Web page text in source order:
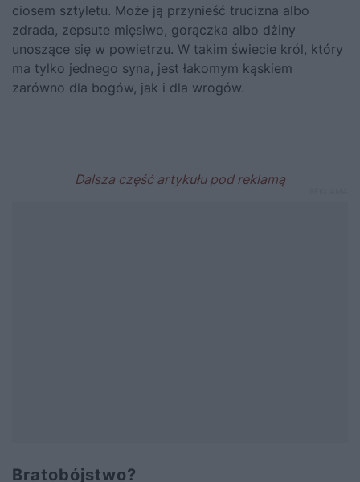
ciosem sztyletu. Może ją przynieść trucizna albo
zdrada, zepsute mięsiwo, gorączka albo dżiny
unoszące się w powietrzu. W takim świecie król, który
ma tylko jednego syna, jest łakomym kąskiem
zarówno dla bogów, jak i dla wrogów.
Bratobójstwo?